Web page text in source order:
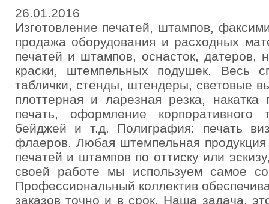
26.01.2016
Изготовление печатей, штампов,
продажа оборудования и расходных
печатей и штампов, оснасток, датеров,
краски, штемпельных подушек. Весь
таблички, стенды, штендеры, световые
плоттерная и ларезная резка,
печать, оформление корпоративного
бейджей и т.д. Полиграфия: печать
флаеров. Любая штемпельная продукция
печатей и штампов по оттиску или
своей работе мы используем самое
Профессиональный коллектив
заказов точно и в срок. Наша задача,